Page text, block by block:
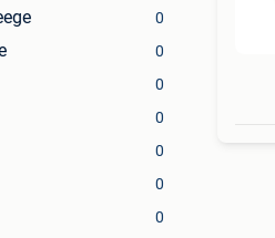
0
0
0
0
0
0
0